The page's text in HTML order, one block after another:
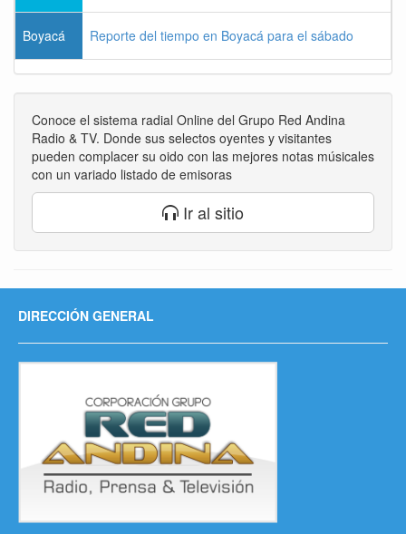
Boyacá Reporte del tiempo en Boyacá para el sábado
Conoce el sistema radial Online del Grupo Red Andina
Radio & TV. Donde sus selectos oyentes y visitantes
pueden complacer su oido con las mejores notas músicales
con un variado listado de emisoras
Ir al sitio
DIRECCIÓN GENERAL